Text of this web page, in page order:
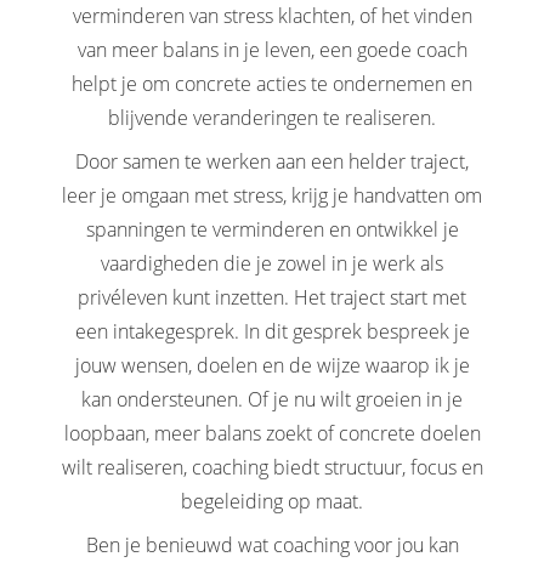
verminderen van stress klachten, of het vinden
van meer balans in je leven, een goede coach
helpt je om concrete acties te ondernemen en
blijvende veranderingen te realiseren.
Door samen te werken aan een helder traject,
leer je omgaan met stress, krijg je handvatten om
spanningen te verminderen en ontwikkel je
vaardigheden die je zowel in je werk als
privéleven kunt inzetten. Het traject start met
een intakegesprek. In dit gesprek bespreek je
jouw wensen, doelen en de wijze waarop ik je
kan ondersteunen. Of je nu wilt groeien in je
loopbaan, meer balans zoekt of concrete doelen
wilt realiseren, coaching biedt structuur, focus en
begeleiding op maat.
Ben je benieuwd wat coaching voor jou kan